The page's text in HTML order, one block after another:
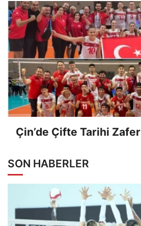
Çin’de Çifte Tarihi Zafer
SON HABERLER